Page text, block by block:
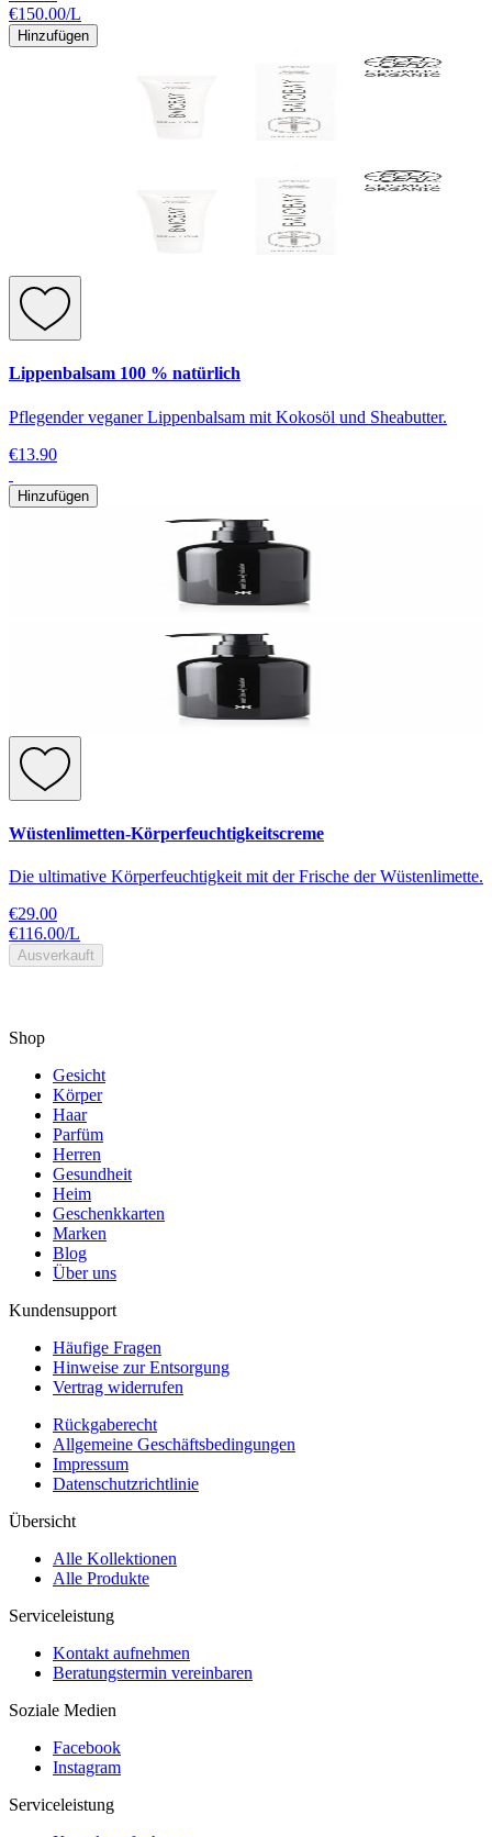
€150.00/L
Hinzufügen
Lippenbalsam 100 % natürlich
Pflegender veganer Lippenbalsam mit Kokosöl und Sheabutter.
€13.90
Hinzufügen
Wüstenlimetten-Körperfeuchtigkeitscreme
Die ultimative Körperfeuchtigkeit mit der Frische der Wüstenlimette.
€29.00
€116.00/L
Ausverkauft
Shop
Gesicht
Körper
Haar
Parfüm
Herren
Gesundheit
Heim
Geschenkkarten
Marken
Blog
Über uns
Kundensupport
Häufige Fragen
Hinweise zur Entsorgung
Vertrag widerrufen
Rückgaberecht
Allgemeine Geschäftsbedingungen
Impressum
Datenschutzrichtlinie
Übersicht
Alle Kollektionen
Alle Produkte
Serviceleistung
Kontakt aufnehmen
Beratungstermin vereinbaren
Soziale Medien
Facebook
Instagram
Serviceleistung